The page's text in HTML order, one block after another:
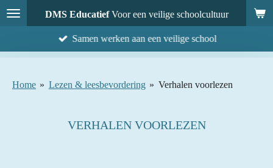
Ga
direct
DMS EducatiefVoor een veilige schoolcultuur
Samen werken aan een veilige school
Home » Lezen & leesbevordering » Verhalen voorlezen
VERHALEN VOORLEZEN